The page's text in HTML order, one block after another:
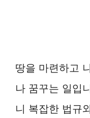
땅을 마련하고
나 꿈꾸는 일입
니 복잡한 법규